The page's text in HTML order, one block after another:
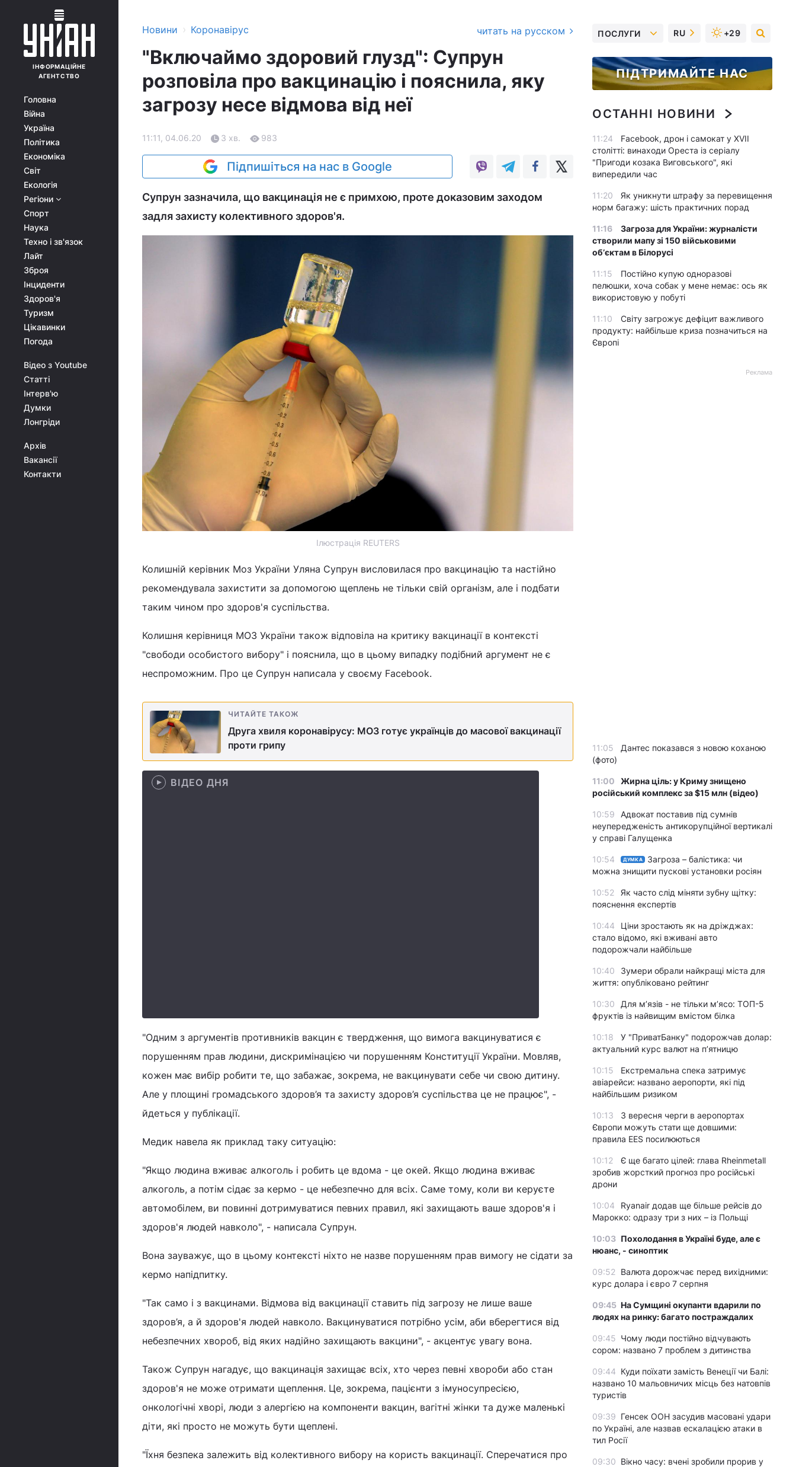
ІНФОРМАЦІЙНЕ
АГЕНТСТВО
Головна
Війна
Україна
Політика
Економіка
Світ
Екологія
Регіони
Спорт
Наука
Техно і зв'язок
Лайт
Зброя
Інциденти
Здоров'я
Туризм
Цікавинки
Погода
Відео з Youtube
Статті
Інтерв'ю
Думки
Лонгріди
Архів
Вакансії
Контакти
Новини › Коронавірус читать на русском
"Включаймо здоровий глузд": Супрун
розповіла про вакцинацію і пояснила, яку
загрозу несе відмова від неї
11:11, 04.06.20 3 хв. 983
Підпишіться на нас в Google
Супрун зазначила, що вакцинація не є примхою, проте доказовим заходом
задля захисту колективного здоров'я.
Ілюстрація REUTERS
Колишній керівник Моз України Уляна Супрун висловилася про вакцинацію та настійно
рекомендувала захистити за допомогою щеплень не тільки свій організм, але і подбати
таким чином про здоров'я суспільства.
Колишня керівниця МОЗ України також відповіла на критику вакцинації в контексті
"свободи особистого вибору" і пояснила, що в цьому випадку подібний аргумент не є
неспроможним. Про це Супрун написала у своєму Facebook.
ЧИТАЙТЕ ТАКОЖ
Друга хвиля коронавірусу: МОЗ готує українців до масової вакцинації
проти грипу
ВІДЕО ДНЯ
"Одним з аргументів противників вакцин є твердження, що вимога вакцинуватися є
порушенням прав людини, дискримінацією чи порушенням Конституції України. Мовляв,
кожен має вибір робити те, що забажає, зокрема, не вакцинувати себе чи свою дитину.
Але у площині громадського здоров’я та захисту здоров’я суспільства це не працює", -
йдеться у публікації.
Медик навела як приклад таку ситуацію:
"Якщо людина вживає алкоголь і робить це вдома - це окей. Якщо людина вживає
алкоголь, а потім сідає за кермо - це небезпечно для всіх. Саме тому, коли ви керуєте
автомобілем, ви повинні дотримуватися певних правил, які захищають ваше здоров'я і
здоров'я людей навколо", - написала Супрун.
Вона зауважує, що в цьому контексті ніхто не назве порушенням прав вимогу не сідати за
кермо напідпитку.
"Так само і з вакцинами. Відмова від вакцинації ставить під загрозу не лише ваше
здоров’я, а й здоров'я людей навколо. Вакцинуватися потрібно усім, аби вберегтися від
небезпечних хвороб, від яких надійно захищають вакцини", - акцентує увагу вона.
Також Супрун нагадує, що вакцинація захищає всіх, хто через певні хвороби або стан
здоров'я не може отримати щеплення. Це, зокрема, пацієнти з імуносупресією,
онкологічні хворі, люди з алергією на компоненти вакцин, вагітні жінки та дуже маленькі
діти, які просто не можуть бути щеплені.
"Їхня безпека залежить від колективного вибору на користь вакцинації. Сперечатися про
ПОСЛУГИ RU +29
ПІДТРИМАЙТЕ НАС
ОСТАННІ НОВИНИ
11:24
Facebook, дрон і самокат у XVII
столітті: винаходи Ореста із серіалу
"Пригоди козака Виговського", які
випередили час
11:20
Як уникнути штрафу за перевищення
норм багажу: шість практичних порад
11:16
Загроза для України: журналісти
створили мапу зі 150 військовими
обʼєктам в Білорусі
11:15
Постійно купую одноразові
пелюшки, хоча собак у мене немає: ось як
використовую у побуті
11:10
Світу загрожує дефіцит важливого
продукту: найбільше криза позначиться на
Європі
Реклама
11:05
Дантес показався з новою коханою
(фото)
11:00
Жирна ціль: у Криму знищено
російський комплекс за $15 млн (відео)
10:59
Адвокат поставив під сумнів
неупередженість антикорупційної вертикалі
у справі Галущенка
10:54 ДУМКА
Загроза – балістика: чи
можна знищити пускові установки росіян
10:52
Як часто слід міняти зубну щітку:
пояснення експертів
10:44
Ціни зростають як на дріжджах:
стало відомо, які вживані авто
подорожчали найбільше
10:40
Зумери обрали найкращі міста для
життя: опубліковано рейтинг
10:30
Для м’язів - не тільки м’ясо: ТОП-5
фруктів із найвищим вмістом білка
10:18
У "ПриватБанку" подорожчав долар:
актуальний курс валют на п’ятницю
10:15
Екстремальна спека затримує
авіарейси: названо аеропорти, які під
найбільшим ризиком
10:13
З вересня черги в аеропортах
Європи можуть стати ще довшими:
правила EES посилюються
10:12
Є ще багато цілей: глава Rheinmetall
зробив жорсткий прогноз про російські
дрони
10:04
Ryanair додав ще більше рейсів до
Марокко: одразу три з них – із Польщі
10:03 Похолодання в Україні буде, але є
нюанс, - синоптик
09:52
Валюта дорожчає перед вихідними:
курс долара і євро 7 серпня
09:45 На Сумщині окупанти вдарили по
людях на ринку: багато постраждалих
09:45 Чому люди постійно відчувають
сором: названо 7 проблем з дитинства
09:44 Куди поїхати замість Венеції чи Балі:
названо 10 мальовничих місць без натовпів
туристів
09:39 Генсек ООН засудив масовані удари
по Україні, але назвав ескалацією атаки в
тил Росії
09:30 Вікно часу: вчені зробили прорив у